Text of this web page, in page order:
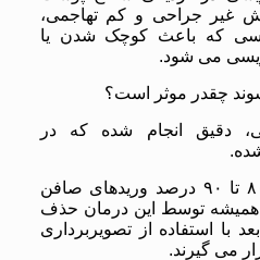
غیر جراحی و کم تهاجمی،
که باعث کوچک شدن یا
می شود.
چقدر موثر است؟
دقیق انجام شده که در
و نشان می دهد که بین ۸۰ تا ۹۰ درصد وریدهای صافن
توسط این درمان حذف
۵ سال بعد با استفاده از تصویربرداری
می گیرند.